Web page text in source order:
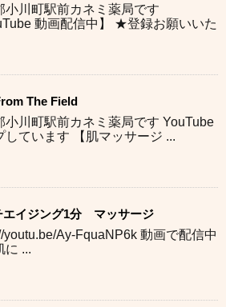
小川町駅前カネミ薬局です
動画配信中】 ★登録お願いいた
The Field
小川町駅前カネミ薬局です YouTube
しています 【肌マッサージ ...
エイジング1分 マッサージ
youtu.be/Ay-FquaNP6k 動画で配信中
に ...